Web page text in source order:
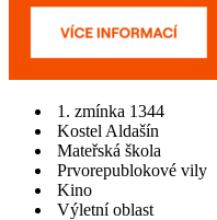
1. zmínka 1344
Kostel Aldašín
Mateřská škola
Prvorepublokové vily
Kino
Výletní oblast